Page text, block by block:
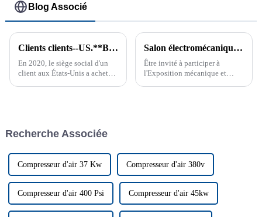
Blog Associé
Clients clients--US.**BREATHABLE BAGSIMP. & MFG. CORP.
En 2020, le siège social d'un
client aux États-Unis a acheté
Salon électromécanique Asie-Europe 2019 du Xinjiang
Être invité à participer à
l'Exposition mécanique et
Recherche Associée
Compresseur d'air 37 Kw Compresseur d'air 380v
Compresseur d'air 400 Psi Compresseur d'air 45kw